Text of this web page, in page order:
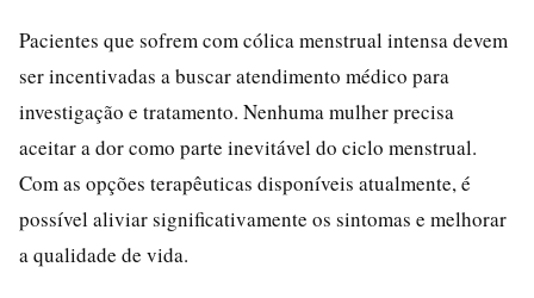
Pacientes que sofrem com cólica menstrual intensa devem
ser incentivadas a buscar atendimento médico para
investigação e tratamento. Nenhuma mulher precisa
aceitar a dor como parte inevitável do ciclo menstrual.
Com as opções terapêuticas disponíveis atualmente, é
possível aliviar significativamente os sintomas e melhorar
a qualidade de vida.